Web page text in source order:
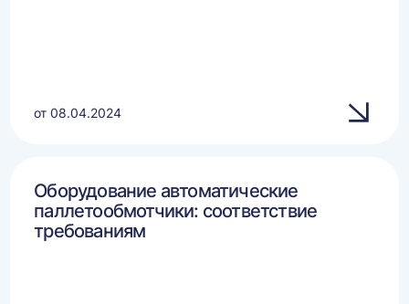
от 08.04.2024
Оборудование автоматические
паллетообмотчики: соответствие
требованиям